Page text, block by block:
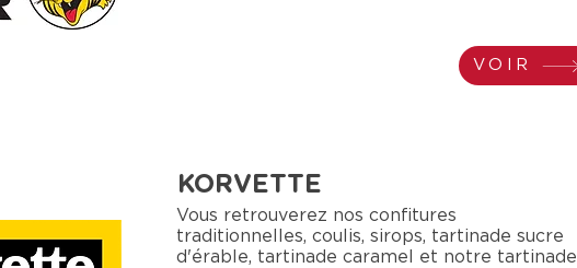
VOIR
KORVETTE
Vous retrouverez nos confitures
traditionnelles, coulis, sirops, tartinade sucre
d'érable, tartinade caramel et notre tartinade